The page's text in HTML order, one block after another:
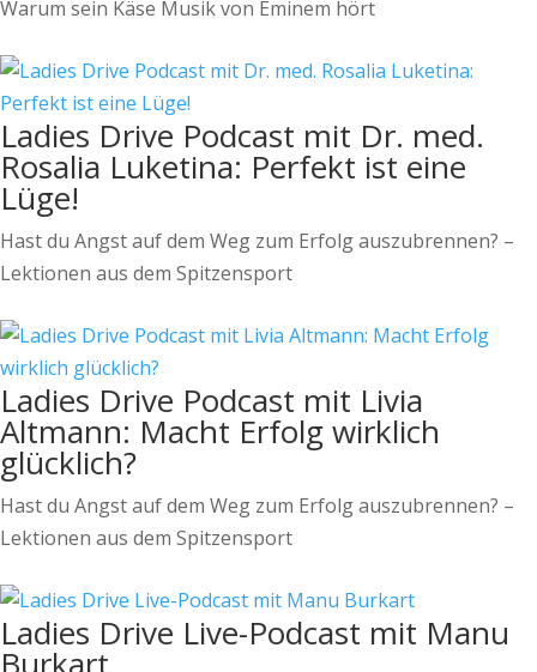
Warum sein Käse Musik von Eminem hört
Ladies Drive Podcast mit Dr. med.
Rosalia Luketina: Perfekt ist eine
Lüge!
Hast du Angst auf dem Weg zum Erfolg auszubrennen? –
Lektionen aus dem Spitzensport
Ladies Drive Podcast mit Livia
Altmann: Macht Erfolg wirklich
glücklich?
Hast du Angst auf dem Weg zum Erfolg auszubrennen? –
Lektionen aus dem Spitzensport
Ladies Drive Live-Podcast mit Manu